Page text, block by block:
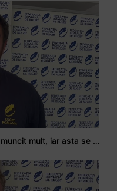
Stejarul Logan Weidner: Echipa a muncit mult, iar asta se va vedea în meciurile de la Nations Cup